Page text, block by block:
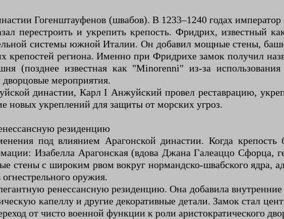
Гогенштауфенов (швабов). В 1233–1240 годах
перестроить и укрепить крепость. Фридрих, известный
системы южной Италии. Он добавил мощные стены,
крепостей региона. Именно при Фридрихе замок получил
(позднее известная как "Minorenni" из-за
дворцовые мероприятия.
династии, Карл I Анжуйский провел реставрацию,
новых укреплений для защиты от морских угроз.
резиденцию
под влиянием Арагонской династии. Когда крепость
Изабелла Арагонская (вдова Джана Галеаццо Сфорца,
стены с широким рвом вокруг нормандско-швабского ядра,
оружия.
ренессансную резиденцию. Она добавила
капеллу и другие декоративные детали. Замок стал
от чисто военной функции к роли аристократического